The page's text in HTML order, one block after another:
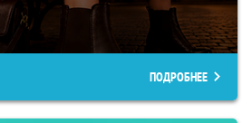
ПОДРОБНЕЕ